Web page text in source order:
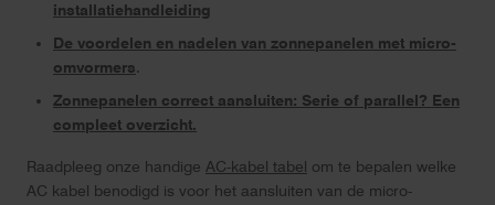
installatiehandleiding
De voordelen en nadelen van zonnepanelen met micro-
omvormers.
Zonnepanelen correct aansluiten: Serie of parallel? Een
compleet overzicht.
Raadpleeg onze handige AC-kabel tabel om te bepalen welke
AC kabel benodigd is voor het aansluiten van de micro-